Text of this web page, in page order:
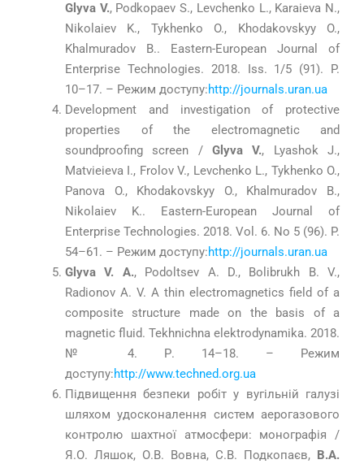
Glyva V., Podkopaev S., Levchenko L., Karaieva N.,
Nikolaiev K., Tykhenko O., Khodakovskyy O.,
Khalmuradov B.. Eastern-European Journal of
Enterprise Technologies. 2018. Iss. 1/5 (91). P.
10–17. – Режим доступу:http://journals.uran.ua
Development and investigation of protective
properties of the electromagnetic and
soundproofing screen / Glyva V., Lyashok J.,
Matvieieva I., Frolov V., Levchenko L., Tykhenko O.,
Panova O., Khodakovskyy O., Khalmuradov B.,
Nikolaiev K.. Eastern-European Journal of
Enterprise Technologies. 2018. Vol. 6. No 5 (96). P.
54–61. – Режим доступу:http://journals.uran.ua
Glyva V. A., Podoltsev A. D., Bolibrukh B. V.,
Radionov A. V. A thin electromagnetics field of a
composite structure made on the basis of a
magnetic fluid. Tekhnichna elektrodynamika. 2018.
№ 4. Р. 14–18. – Режим
доступу:http://www.techned.org.ua
Підвищення безпеки робіт у вугільній галузі
шляхом удосконалення систем аерогазового
контролю шахтної атмосфери: монографія /
Я.О. Ляшок, О.В. Вовна, С.В. Подкопаєв, В.А.